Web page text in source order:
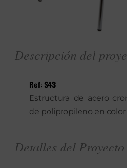
Descripción del
Ref: S43
Estructura de acero
de polipropileno en color
Detalles del Proyecto